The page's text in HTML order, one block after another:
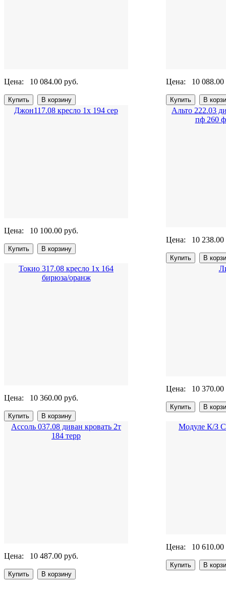
Цена: 10 084.00 руб. Цена: 10 088.00
Джон117.08 кресло 1х 194 сер
Цена: 10 100.00 руб.
Альто 222.03
пф 260
Цена: 10 238.00
Токио 317.08 кресло 1х 164
бирюза/оранж
Цена: 10 360.00 руб.
Цена: 10 370.00
Ассоль 037.08 диван кровать 2т
184 терр
Цена: 10 487.00 руб.
Модуле К/З
Цена: 10 610.00